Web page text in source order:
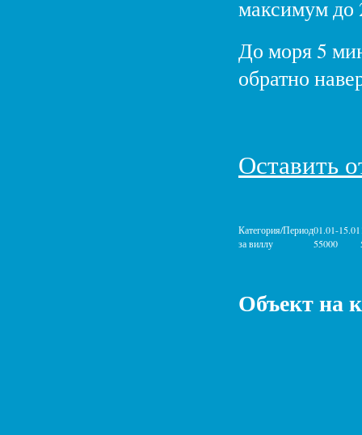
максимум до
До моря 5
обратно
Оставить
Категория/Период01.01-15.01
за виллу
55000
Объект на